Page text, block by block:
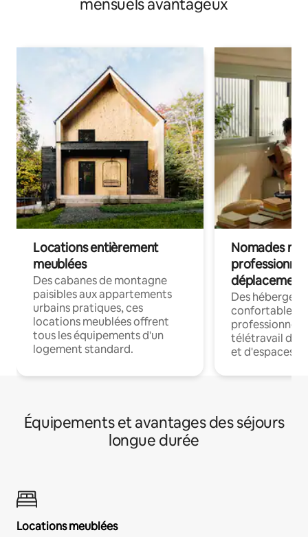
mensuels avantageux
Locations entièrement
meublées
Des cabanes de montagne
paisibles aux appartements
urbains pratiques, ces
locations meublées offrent
tous les équipements d'un
logement standard.
Nomades
déplacement
Des
confortables
professionnels
télétravail
et d'espaces
Équipements et avantages des séjours
longue durée
Locations meublées